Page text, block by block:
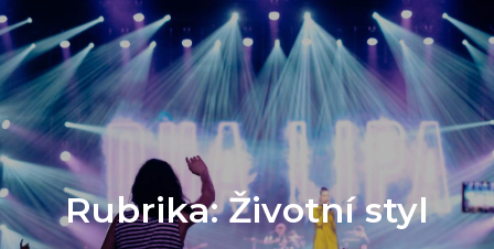
Rubrika:Životní styl